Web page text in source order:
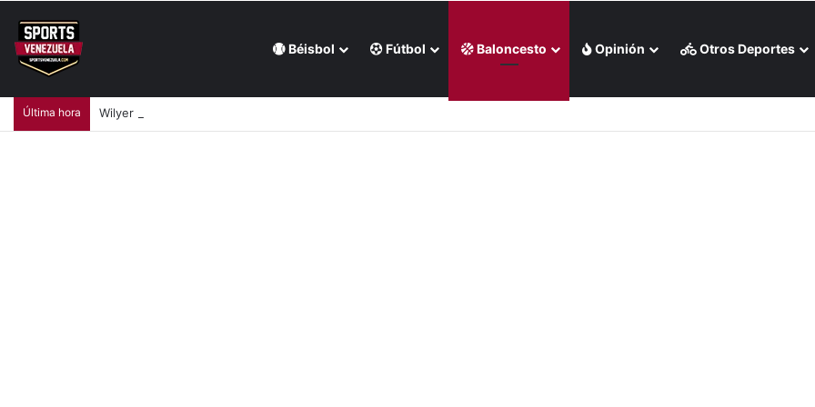
Béisbol Fútbol Baloncesto Opinión Otros Deportes
Última hora Wilyer Abreu brindó una exhibición de fuerza y Medias Rojas apaleó a Medias Blancas (+Video)